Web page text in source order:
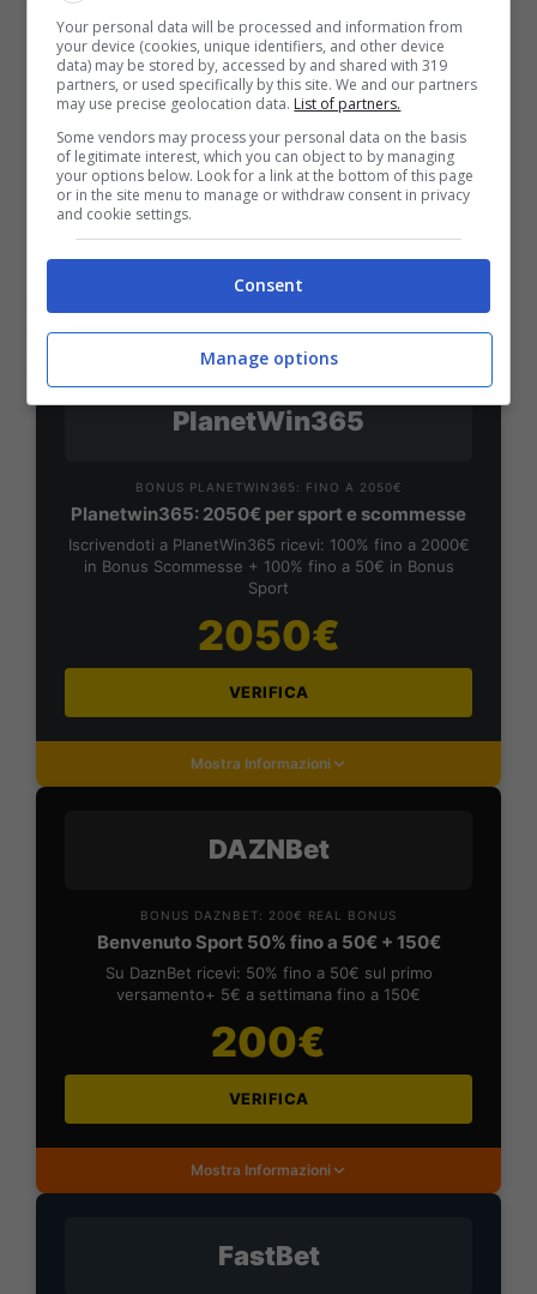
SNAI
Bonus Benvenuto Sport: fino a 1.000€
50% sul deposito fino a 50€
1000€
VERIFICA
Mostra Informazioni
PlanetWin365
BONUS PLANETWIN365: FINO A 2050€
Planetwin365: 2050€ per sport e scommesse
Iscrivendoti a PlanetWin365 ricevi: 100% fino a 2000€
in Bonus Scommesse + 100% fino a 50€ in Bonus
Sport
2050€
VERIFICA
Mostra Informazioni
DAZNBet
BONUS DAZNBET: 200€ REAL BONUS
Benvenuto Sport 50% fino a 50€ + 150€
Su DaznBet ricevi: 50% fino a 50€ sul primo
versamento+ 5€ a settimana fino a 150€
200€
VERIFICA
Mostra Informazioni
FastBet
Your personal data will be processed and information from
your device (cookies, unique identifiers, and other device
data) may be stored by, accessed by and shared with 319
partners, or used specifically by this site. We and our partners
may use precise geolocation data. List of partners.
Some vendors may process your personal data on the basis
of legitimate interest, which you can object to by managing
your options below. Look for a link at the bottom of this page
or in the site menu to manage or withdraw consent in privacy
and cookie settings.
Consent
Manage options